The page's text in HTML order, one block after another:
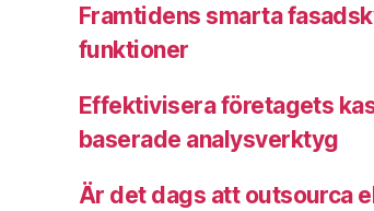
Framtidens smarta
funktioner
Effektivisera företagets
baserade analysverktyg
Är det dags att outsourca